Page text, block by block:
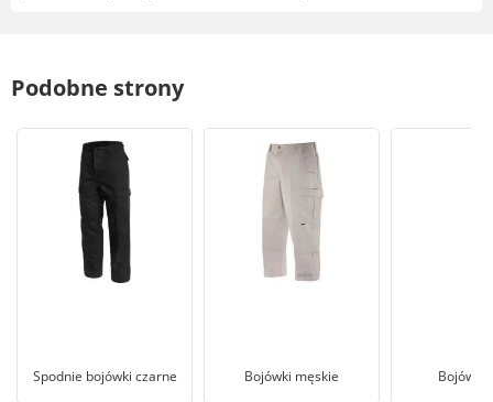
Podobne strony
Spodnie bojówki czarne Bojówki męskie Bojówki